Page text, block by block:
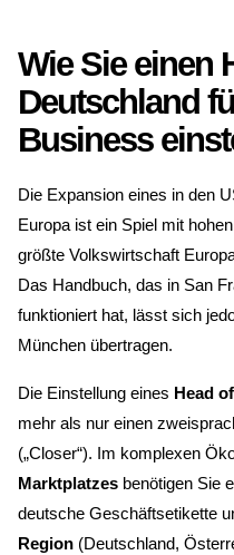
Wie Sie einen
Deutschland
Business
Die Expansion eines in den
Europa ist ein Spiel mit
größte Volkswirtschaft
Das Handbuch, das in San
funktioniert hat, lässt sich
München übertragen.
Die Einstellung eines Head
mehr als nur einen
(„Closer“). Im komplexen
Marktplatzes benötigen Sie
deutsche Geschäftsetikette
Region (Deutschland,